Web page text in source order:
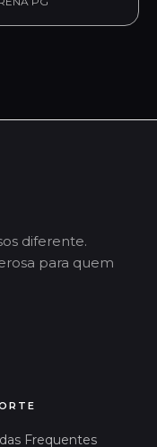
diferente.
para quem
Frequentes